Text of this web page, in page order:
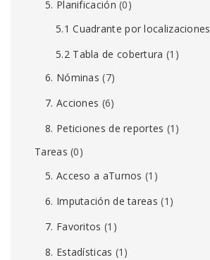
5. Planificación (0)
5.1 Cuadrante por localizaciones
5.2 Tabla de cobertura (1)
6. Nóminas (7)
7. Acciones (6)
8. Peticiones de reportes (1)
Tareas (0)
5. Acceso a aTurnos (1)
6. Imputación de tareas (1)
7. Favoritos (1)
8. Estadísticas (1)